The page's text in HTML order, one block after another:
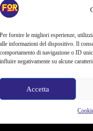
Per fornire le migliori esperienze,
alle informazioni del dispositivo. Il
comportamento di navigazione o ID
influire negativamente su alcune
Accetta
che esplora le
femminile e stand up
talenti e le
– si affida alla regola
, determinando la direzione